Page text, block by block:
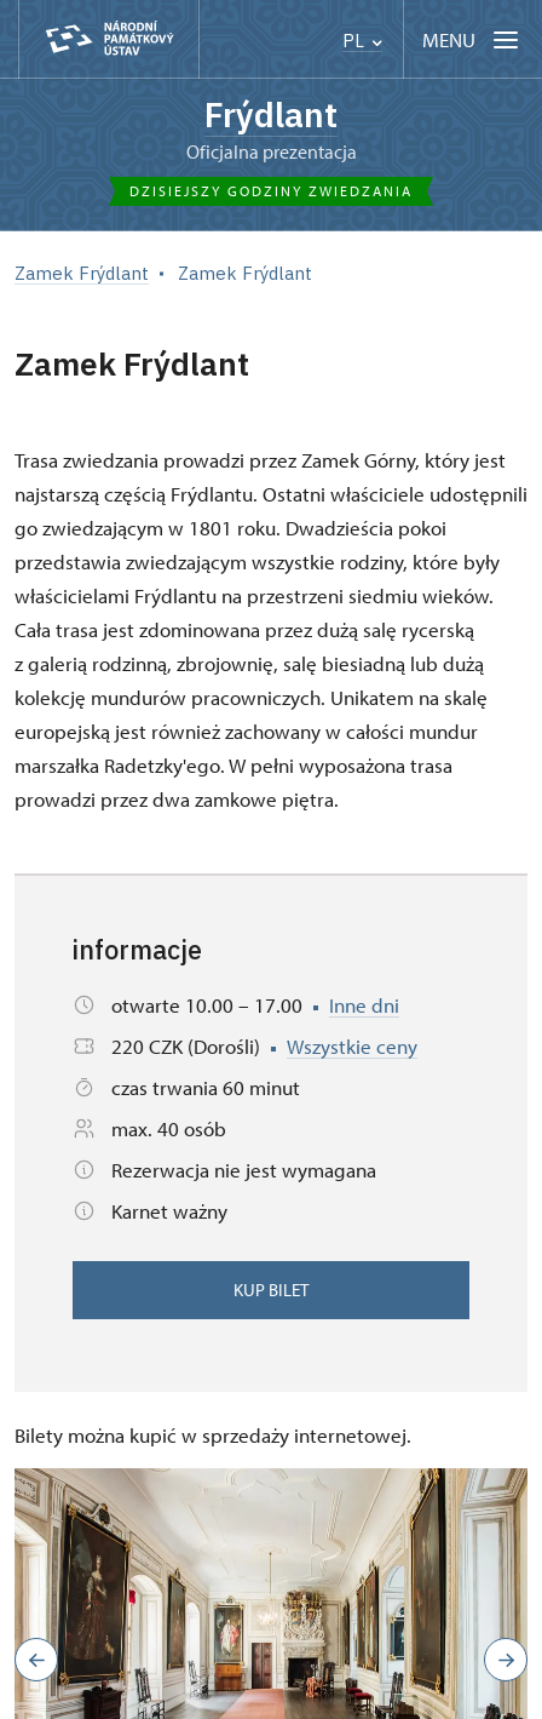
PL MENU
Frýdlant
Oficjalna prezentacja
DZISIEJSZY GODZINY ZWIEDZANIA
Zamek Frýdlant Zamek Frýdlant
Zamek Frýdlant
Trasa zwiedzania prowadzi przez Zamek Górny, który jest
najstarszą częścią Frýdlantu. Ostatni właściciele udostępnili
go zwiedzającym w 1801 roku. Dwadzieścia pokoi
przedstawia zwiedzającym wszystkie rodziny, które były
właścicielami Frýdlantu na przestrzeni siedmiu wieków.
Cała trasa jest zdominowana przez dużą salę rycerską
z galerią rodzinną, zbrojownię, salę biesiadną lub dużą
kolekcję mundurów pracowniczych. Unikatem na skalę
europejską jest również zachowany w całości mundur
marszałka Radetzky'ego. W pełni wyposażona trasa
prowadzi przez dwa zamkowe piętra.
informacje
otwarte 10.00 – 17.00
Inne dni
220 CZK (Dorośli)
Wszystkie ceny
czas trwania 60 minut
max. 40 osób
Rezerwacja nie jest wymagana
Karnet ważny
KUP BILET
Bilety można kupić w sprzedaży internetowej.